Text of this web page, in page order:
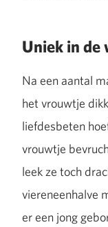
Uniek in de
Na een aantal
het vrouwtje
liefdesbeten
vrouwtje
leek ze toch
viereneenhalve
er een jong